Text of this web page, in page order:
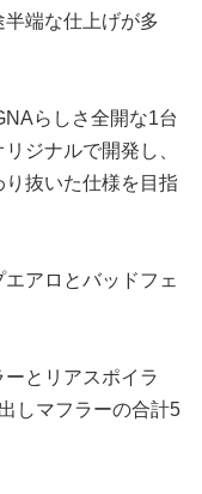
端な仕上げが多
らしさ全開な1台
ジナルで開発し、
抜いた仕様を目指
アロとバッドフェ
とリアスポイラ
しマフラーの合計5